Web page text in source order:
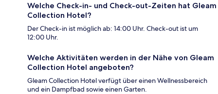
Welche Check-in- und Check-out-Zeiten hat Gleam
Collection Hotel?
Der Check-in ist möglich ab: 14:00 Uhr. Check-out ist um
12:00 Uhr.
Welche Aktivitäten werden in der Nähe von Gleam
Collection Hotel angeboten?
Gleam Collection Hotel verfügt über einen Wellnessbereich
und ein Dampfbad sowie einen Garten.